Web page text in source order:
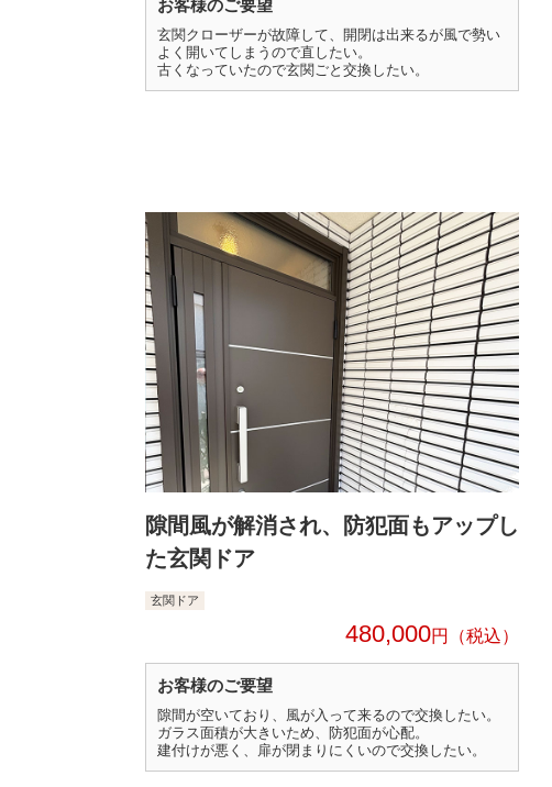
お客様のご要望
玄関クローザーが故障して、開閉は出来るが風で勢い
よく開いてしまうので直したい。
古くなっていたので玄関ごと交換したい。
隙間風が解消され、防犯面もアップし
た玄関ドア
玄関ドア
480,000円
お客様のご要望
隙間が空いており、風が入って来るので交換したい。
ガラス面積が大きいため、防犯面が心配。
建付けが悪く、扉が閉まりにくいので交換したい。